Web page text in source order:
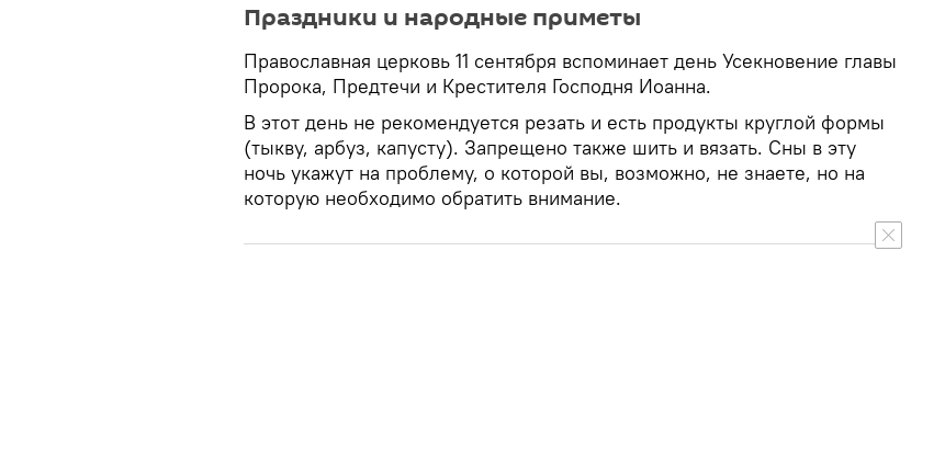
Праздники и народные приметы
Православная церковь 11 сентября вспоминает день Усекновение главы
Пророка, Предтечи и Крестителя Господня Иоанна.
В этот день не рекомендуется резать и есть продукты круглой формы
(тыкву, арбуз, капусту). Запрещено также шить и вязать. Сны в эту
ночь укажут на проблему, о которой вы, возможно, не знаете, но на
которую необходимо обратить внимание.